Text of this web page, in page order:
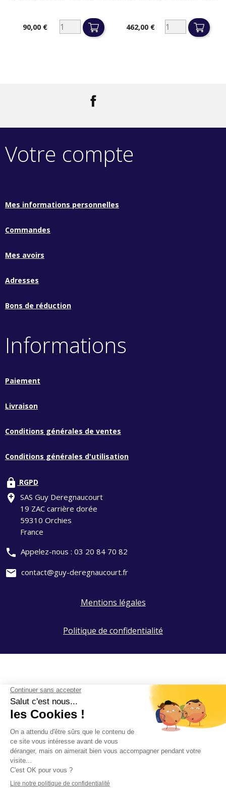
Prix90,00 € Prix462,00 €
Votre compte
Mes informations personnelles
Commandes
Mes avoirs
Adresses
Bons de réduction
Informations
Paiement
Livraison
Conditions générales de ventes
Conditions générales d'utilisation
lock RGPD
add_location SAS Guy Deregnaucourt
19 ZAC carrière dorée
59310 Orchies
France
phone Appelez-nous : 03 20 84 70 82
mail contact@guy-deregnaucourt.fr
Mentions légales
Politique de confidentialité